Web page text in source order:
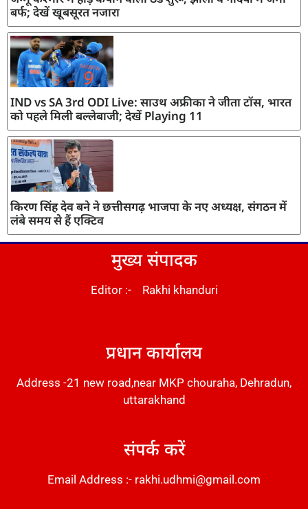
बर्फ; देखें खूबसूरत नजारा
IND vs SA 3rd ODI Live: साउथ अफ्रीका ने जीता टॉस, भारत
को पहले मिली बल्लेबाजी; देखें Playing 11
किरण सिंह देव बने ने छत्तीसगढ़ भाजपा के नए अध्यक्ष, संगठन में
लंबे समय से हैं एक्टिव
मुख्य संपादक
Editor :- Rakhi khanduri
प्रधान कार्यालय
Address -21 new road,near MKP chouraha, Dehradun,
uttarakhand
संपर्क करें
Email Address :- rakhi.udhmi@gmail.com